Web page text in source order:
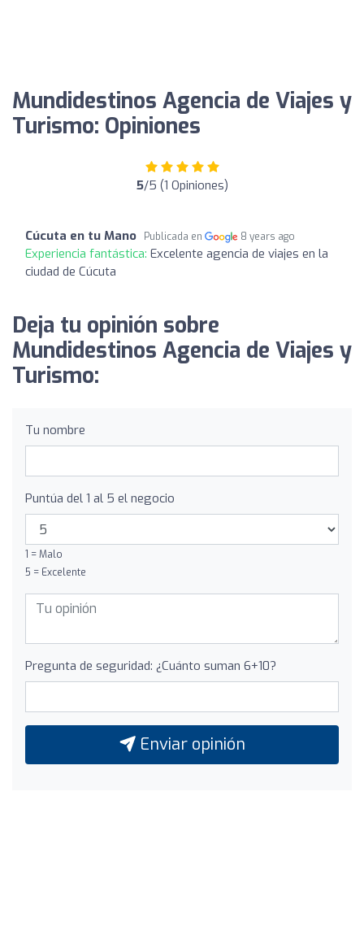
Mundidestinos Agencia de Viajes y
Turismo: Opiniones
5/5 (1 Opiniones)
Cúcuta en tu Mano Publicada en 8 years ago
Experiencia fantástica: Excelente agencia de viajes en la
ciudad de Cúcuta
Deja tu opinión sobre
Mundidestinos Agencia de Viajes y
Turismo:
Tu nombre
Puntúa del 1 al 5 el negocio
1 = Malo
5 = Excelente
Pregunta de seguridad: ¿Cuánto suman 6+10?
Enviar opinión